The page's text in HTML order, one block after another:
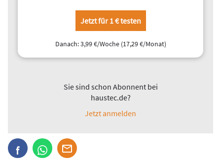
Wärmepumpen waren hiervon nicht betroffen.
Bei orkanartigen Stürmen kann selbst eine 550 kg schwere
Jetzt für 1 € testen
Danach: 3,99 €/Woche (17,29 €/Monat)
Sie sind schon Abonnent bei
haustec.de?